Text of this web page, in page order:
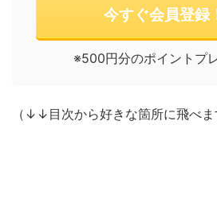
今すぐ会員登録
※500円分のポイントプ
（↓↓目次から好きな箇所に飛べ